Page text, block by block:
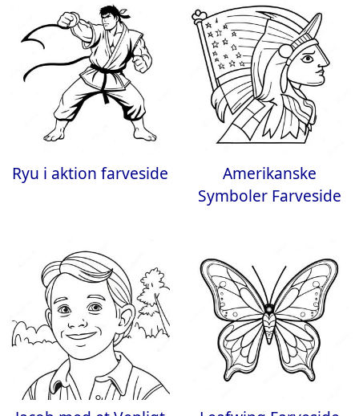
Ryu i aktion farveside
Amerikanske
Symboler Farveside